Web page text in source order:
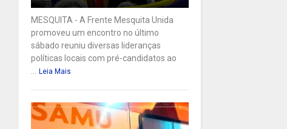
MESQUITA - A Frente Mesquita Unida
promoveu um encontro no último
sábado reuniu diversas lideranças
políticas locais com pré-candidatos ao
... Leia Mais